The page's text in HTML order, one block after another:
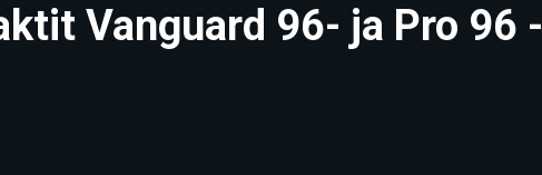
Vanguard 96- ja Pro 96 -